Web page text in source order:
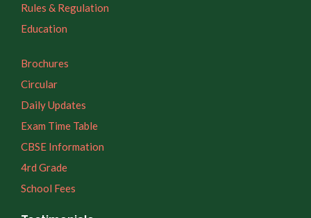
Rules & Regulation
Education
Brochures
Circular
Daily Updates
Exam Time Table
CBSE Information
4rd Grade
School Fees